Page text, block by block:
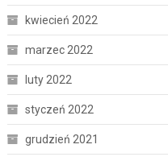
kwiecień 2022
marzec 2022
luty 2022
styczeń 2022
grudzień 2021